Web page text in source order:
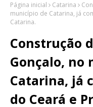
Página inicial Catarina
município de Catarina, já
Catarina.
Construção
Gonçalo, no
Catarina, já
do Ceará e